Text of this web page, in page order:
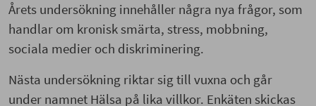
Årets undersökning innehåller några nya frågor, som
handlar om kronisk smärta, stress, mobbning,
sociala medier och diskriminering.
Nästa undersökning riktar sig till vuxna och går
under namnet Hälsa på lika villkor. Enkäten skickas